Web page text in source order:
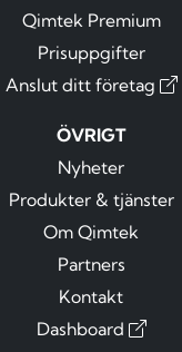
Qimtek Premium
Prisuppgifter
Anslut ditt företag
ÖVRIGT
Nyheter
Produkter & tjänster
Om Qimtek
Partners
Kontakt
Dashboard